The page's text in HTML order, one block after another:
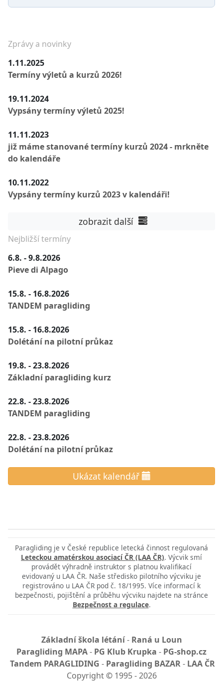
Zprávy a novinky
1.11.2025
Termíny výletů a kurzů 2026!
19.11.2024
Vypsány termíny výletů 2025!
11.11.2023
již máme stanované termíny kurzů 2024 - mrkněte
do kalendáře
10.11.2022
Vypsány termíny kurzů 2023 v kalendáři!
zobrazit další
Nejbližší termíny
6.8. - 9.8.2026
Pieve di Alpago
15.8. - 16.8.2026
TANDEM paragliding
15.8. - 16.8.2026
Dolétání na pilotní průkaz
19.8. - 23.8.2026
Základní paragliding kurz
22.8. - 23.8.2026
TANDEM paragliding
22.8. - 23.8.2026
Dolétání na pilotní průkaz
Ukázat kalendář
Paragliding je v České republice letecká činnost regulovaná
Leteckou amatérskou asociací ČR (LAA ČR). Výcvik smí
provádět výhradně instruktor s platnou kvalifikací
evidovaný u LAA ČR. Naše středisko pilotního výcviku je
registrováno u LAA ČR pod č. 18/1995. Více informací k
bezpečnosti, pojištění a průběhu výcviku najdete na stránce
Bezpečnost a regulace.
Základní škola létání- Raná u Loun
Paragliding MAPA- PG Klub Krupka - PG-shop.cz
Tandem PARAGLIDING - Paragliding BAZAR- LAA ČR
Copyright©1995 - 2026